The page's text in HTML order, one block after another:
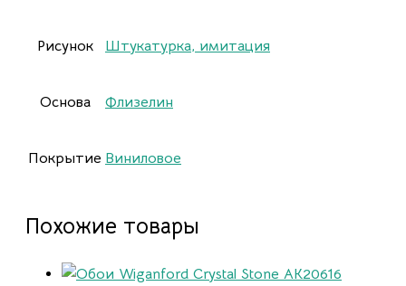
Рисунок Штукатурка, имитация
Основа Флизелин
Покрытие Виниловое
Похожие товары